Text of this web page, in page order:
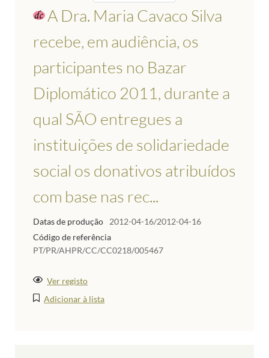
A Dra. Maria Cavaco Silva
recebe, em audiência, os
participantes no Bazar
Diplomático 2011, durante a
qual SÃO entregues a
instituições de solidariedade
social os donativos atribuídos
com base nas rec...
Datas de produção
2012-04-16/2012-04-16
Código de referência
PT/PR/AHPR/CC/CC0218/005467
Ver registo
Adicionar à lista